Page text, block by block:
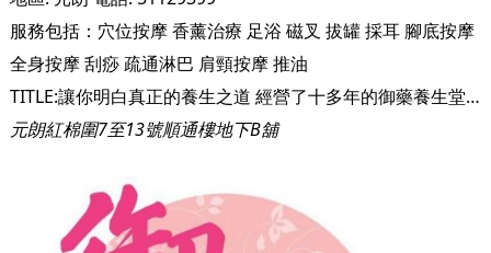
服務包括： 穴位按摩香薰治療 足浴 磁叉 拔罐採耳 腳底按摩
全身按摩刮痧疏通淋巴 肩頸按摩推油
TITLE:讓你明白真正的養生之道 經營了十多年的御藥養生堂，以清新溫情風格良心經營。按摩師細心體貼，還會傳授很多保健養生知識給客人，除了提供服務，更關心客人的健康，希望你真正了解養生之道，可以好好更愛自己。 TITLE:只為滿足你的需要 小店雖小，但五臟俱全，御藥養生堂口碑更獲街坊讚賞。養生堂的環境清新，設有多個獨立房間，乾淨衛生，希望每位客人都可以按得舒服又安心。親切的治療師更樂意聆聽你的需要，為你推薦最好的服務。 TITLE:提供各式各樣的養生療程 御藥養生堂明白現今都市人長期處於壓力，缺乏適度運動，熬夜、成日低頭等不良習慣，容易使膀胱經筋處於緊繃狀態，小則周身痠痛，易躁等，大則會有痛症，例如五十肩、富貴包、寒背等，而御藥養生堂都可以幫手解決各種問題。御藥養生堂選用法國天然抗敏的精油，為照顧到每位客人的需要，亦提供不同顏色、不同功效的精油。而且，治療師熟讀經絡，對改善痛症有豐富經驗。
元朗紅棉圍7至13號順通樓地下B舖